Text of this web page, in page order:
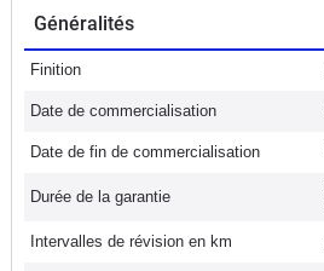
Généralités
Finition
Date de commercialisation
Date de fin de commercialisation
Durée de la garantie
Intervalles de révision en km